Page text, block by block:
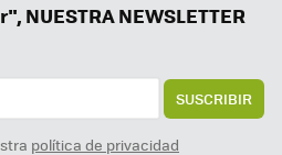
NUESTRA NEWSLETTER
SUSCRIBIR
política de privacidad